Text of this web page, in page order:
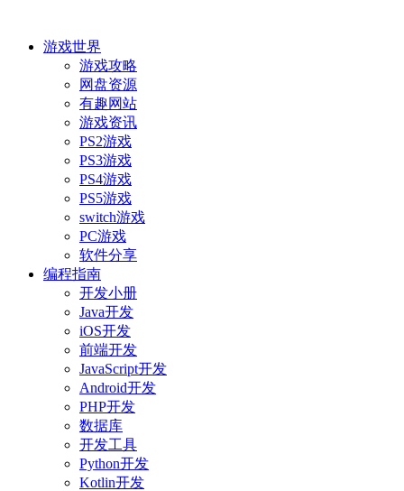
游戏世界
游戏攻略
网盘资源
有趣网站
游戏资讯
PS2游戏
PS3游戏
PS4游戏
PS5游戏
switch游戏
PC游戏
软件分享
编程指南
开发小册
Java开发
iOS开发
前端开发
JavaScript开发
Android开发
PHP开发
数据库
开发工具
Python开发
Kotlin开发